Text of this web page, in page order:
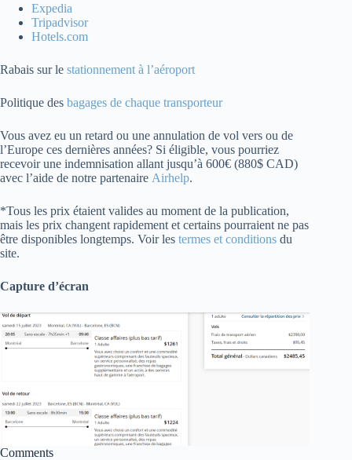
Expedia
Tripadvisor
Hotels.com
Rabais sur le stationnement à l’aéroport
Politique des bagages de chaque transporteur
Vous avez eu un retard ou une annulation de vol vers ou de
l’Europe ces dernières années? Si éligible, vous pourriez
recevoir une indemnisation allant jusqu’à 600€ (880$ CAD)
avec l’aide de notre partenaire Airhelp.
*Tous les prix étaient valides au moment de la publication,
mais les prix changent rapidement et certains pourraient ne pas
être disponibles longtemps. Voir les termes et conditions du
site.
Capture d’écran
Comments